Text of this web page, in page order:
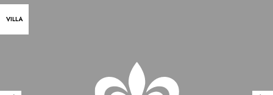
VILLA